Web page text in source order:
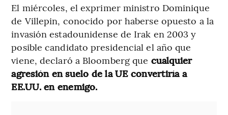
El miércoles, el exprimer ministro Dominique
de Villepin, conocido por haberse opuesto a la
invasión estadounidense de Irak en 2003 y
posible candidato presidencial el año que
viene, declaró a Bloomberg que cualquier
agresión en suelo de la UE convertiría a
EE.UU. en enemigo.